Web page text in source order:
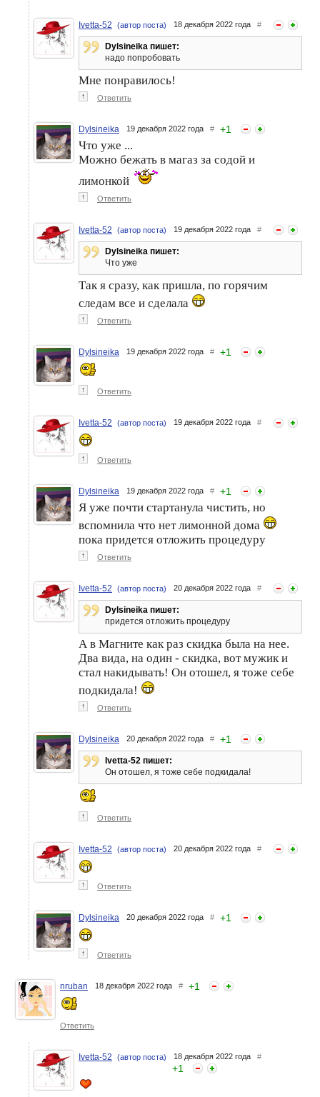
Ivetta-52 (автор поста) 18 декабря 2022 года #
Dylsineika пишет:
надо попробовать
Мне понравилось!
↑ Ответить
Dylsineika 19 декабря 2022 года # +1
Что уже ...
Можно бежать в магаз за содой и
лимонкой
↑ Ответить
Ivetta-52 (автор поста) 19 декабря 2022 года #
Dylsineika пишет:
Что уже
Так я сразу, как пришла, по горячим
следам все и сделала
↑ Ответить
Dylsineika 19 декабря 2022 года # +1
↑ Ответить
Ivetta-52 (автор поста) 19 декабря 2022 года #
↑ Ответить
Dylsineika 19 декабря 2022 года # +1
Я уже почти стартанула чистить, но
вспомнила что нет лимонной дома
пока придется отложить процедуру
↑ Ответить
Ivetta-52 (автор поста) 20 декабря 2022 года #
Dylsineika пишет:
придется отложить процедуру
А в Магните как раз скидка была на нее.
Два вида, на один - скидка, вот мужик и
стал накидывать! Он отошел, я тоже себе
подкидала!
↑ Ответить
Dylsineika 20 декабря 2022 года # +1
Ivetta-52 пишет:
Он отошел, я тоже себе подкидала!
↑ Ответить
Ivetta-52 (автор поста) 20 декабря 2022 года #
↑ Ответить
Dylsineika 20 декабря 2022 года # +1
↑ Ответить
nruban 18 декабря 2022 года # +1
Ответить
Ivetta-52 (автор поста) 18 декабря 2022 года #
+1